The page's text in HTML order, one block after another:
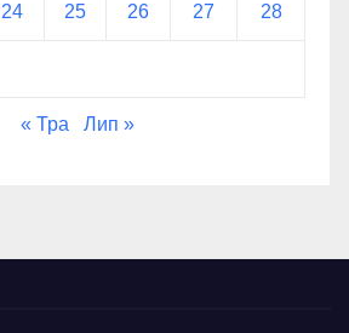
24 25 26 27 28
« Тра Лип »